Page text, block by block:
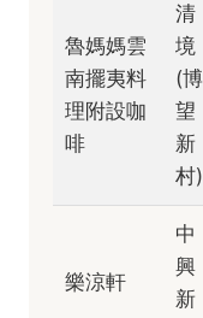
魯媽媽雲
南擺夷料
理附設咖
啡
清
境
(博
望
新
村)
樂涼軒
中
興
新